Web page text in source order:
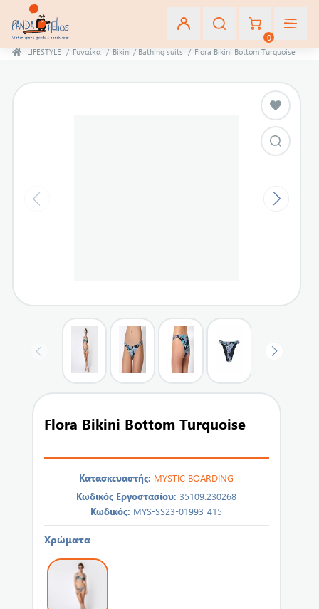
0
LIFESTYLE / Γυναίκα / Bikini / Bathing suits / Flora Bikini Bottom Turquoise
Flora Bikini Bottom Turquoise
Κατασκευαστής: MYSTIC BOARDING
Κωδικός Εργοστασίου: 35109.230268
Κωδικός: MYS-SS23-01993_415
Χρώματα